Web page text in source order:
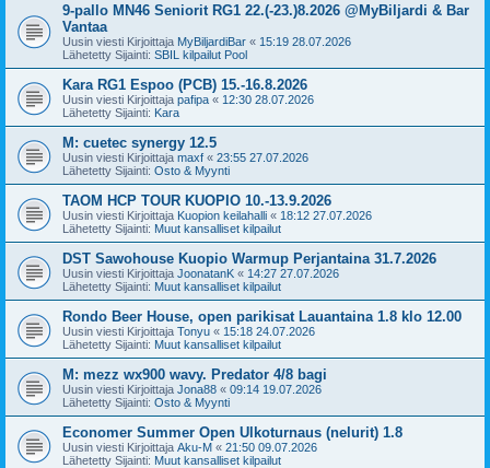
9-pallo MN46 Seniorit RG1 22.(-23.)8.2026 @MyBiljardi & Bar
Vantaa
Uusin viesti Kirjoittaja MyBiljardiBar « 15:19 28.07.2026
Lähetetty Sijainti: SBIL kilpailut Pool
Kara RG1 Espoo (PCB) 15.-16.8.2026
Uusin viesti Kirjoittaja pafipa « 12:30 28.07.2026
Lähetetty Sijainti: Kara
M: cuetec synergy 12.5
Uusin viesti Kirjoittaja maxf « 23:55 27.07.2026
Lähetetty Sijainti: Osto & Myynti
TAOM HCP TOUR KUOPIO 10.-13.9.2026
Uusin viesti Kirjoittaja Kuopion keilahalli « 18:12 27.07.2026
Lähetetty Sijainti: Muut kansalliset kilpailut
DST Sawohouse Kuopio Warmup Perjantaina 31.7.2026
Uusin viesti Kirjoittaja JoonatanK « 14:27 27.07.2026
Lähetetty Sijainti: Muut kansalliset kilpailut
Rondo Beer House, open parikisat Lauantaina 1.8 klo 12.00
Uusin viesti Kirjoittaja Tonyu « 15:18 24.07.2026
Lähetetty Sijainti: Muut kansalliset kilpailut
M: mezz wx900 wavy. Predator 4/8 bagi
Uusin viesti Kirjoittaja Jona88 « 09:14 19.07.2026
Lähetetty Sijainti: Osto & Myynti
Economer Summer Open Ulkoturnaus (nelurit) 1.8
Uusin viesti Kirjoittaja Aku-M « 21:50 09.07.2026
Lähetetty Sijainti: Muut kansalliset kilpailut